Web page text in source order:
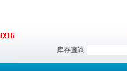
库存查询